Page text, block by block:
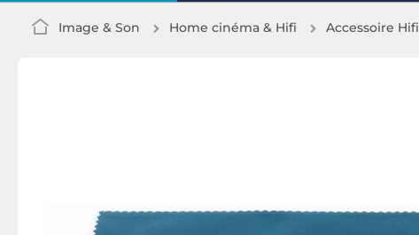
Image & Son Home cinéma & Hifi Accessoire Hifi